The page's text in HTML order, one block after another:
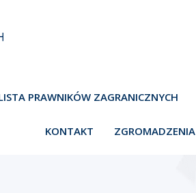
PRAWNIKÓW ZAGRANICZNYCH
KONTAKT ZGROMADZENIA